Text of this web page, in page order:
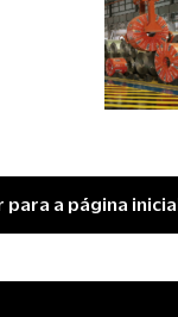
para a página